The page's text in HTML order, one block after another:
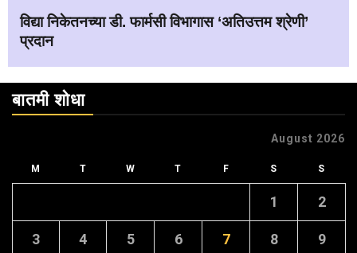
विद्या निकेतनच्या डी. फार्मसी विभागास ‘अतिउत्तम श्रेणी’
प्रदान
बातमी शोधा
August 2026
M T W T F S S
1 2
3 4 5 6 7 8 9